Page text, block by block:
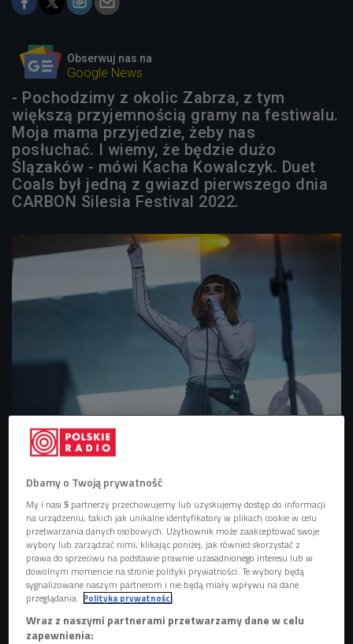
Obserwuj nas na
Google News
- Pochodzimy z okolic Zabrza, z tym
większą przyjemnością gramy na festiwalu.
Moja mama przyjedzie, żeby nas
posłuchać. I wiemy, że będzie dużo
Ślązaków - mówi Kacha Kowalczyk. Duet
Coals był jedną z gwiazd pierwszego dnia
CARBON Silesia Festival 2022.
CARBON Silesia Festival 2022 - Coals.
Familoki i kopalnie. Estetyka Coals
CARBON Silesia Festival to dwudniowe święto muzyki
elektronicznej, które po raz drugi odbywa się w Sztolni
Królowa Luiza w Zabrzu pod patronatem Czwórki. W tym
roku na trzech scenach wystąpi ponad 40 wykonawców -
wśród nichm.in. po raz pierwszy w Polsce duet Glowal,
Kraa&Smaak, Adana Twins i NTO oraz czołówka polskiej
sceny elektronicznej -w tym Coals, którzy pierwszego dnia
festiwalu zagrali na Scenie Głównej.W naszym plenerowym
Dbamy o Twoją prywatność
My i nasi5 partnerzy przechowujemy lub uzyskujemy dostęp do informacji
na urządzeniu, takich jak unikalne identyfikatory w plikach cookie w celu
przetwarzania danych osobowych. Użytkownik może zaakceptować swoje
wybory lub zarządzać nimi, klikając poniżej, jak również skorzystać z
prawa do sprzeciwu na podstawie prawnie uzasadnionego interesu lub w
dowolnym momencie na stronie polityki prywatności. Te wybory będą
sygnalizowane naszym partnerom i nie będą miały wpływu na dane
przeglądania. Polityka prywatności
Wraz z naszymi partnerami przetwarzamy dane w celu
zapewnienia: